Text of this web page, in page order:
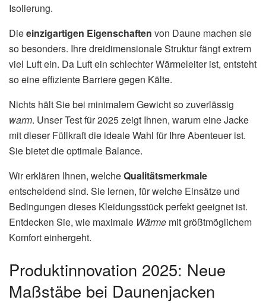
Isolierung.
Dieeinzigartigen Eigenschaften von Daune machen sie
so besonders. Ihre dreidimensionale Struktur fängt extrem
viel Luft ein. Da Luft ein schlechter Wärmeleiter ist, entsteht
so eine effiziente Barriere gegen Kälte.
Nichts hält Sie bei minimalem Gewicht so zuverlässig
warm. Unser Test für 2025 zeigt Ihnen, warum eine Jacke
mit dieser Füllkraft die ideale Wahl für Ihre Abenteuer ist.
Sie bietet die optimale Balance.
Wir erklären Ihnen, welcheQualitätsmerkmale
entscheidend sind. Sie lernen, für welche Einsätze und
Bedingungen dieses Kleidungsstück perfekt geeignet ist.
Entdecken Sie, wie maximale Wärme mit größtmöglichem
Komfort einhergeht.
Produktinnovation 2025: Neue
Maßstäbe bei Daunenjacken